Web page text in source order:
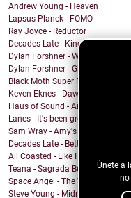
Únete a
no
Andrew Young - Heaven
Lapsus Planck - FOMO
Ray Joyce - Reductor
Decades Late - King Is Gone
Dylan Forshner - Wasn't Satisfied
Dylan Forshner - Gimme Some
Black Moth Super Rainbow -
Keven Eknes - Dawnfall
Haus of Sound - Anxiety
Lanes - It's been great
Sam Wray - Amy's Bakery
Decades Late - Better off Dead
All Coasted - Like I Want
Teana - Sagrada Bendición
Space Angel - The Wolves of
Steve Young - Midnight Dreamer